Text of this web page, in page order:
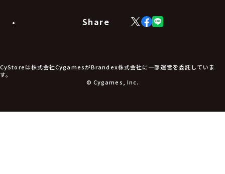
Share
X
(Twitter)
Facebook
LINE
CyStoreは株式会社CygamesがBrandex株式会社に一部運営を委託していま
す。
© Cygames, Inc.